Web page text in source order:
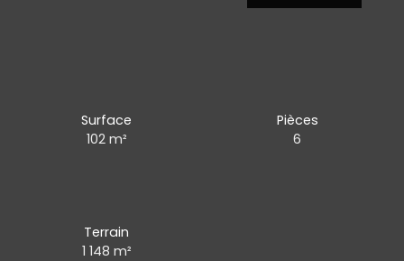
Surface
102 m²
Pièces
6
Terrain
1 148 m²